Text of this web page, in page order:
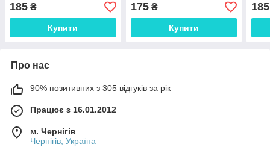
185 ₴
Купити
175₴
Купити
185
Про нас
90% позитивних з 305 відгуків за рік
Працює з 16.01.2012
м. Чернігів
Чернігів, Україна